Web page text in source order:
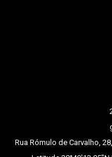
Rua Rómulo de Carvalho,